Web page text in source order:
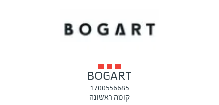
BOGART
1700556685
קומה ראשונה